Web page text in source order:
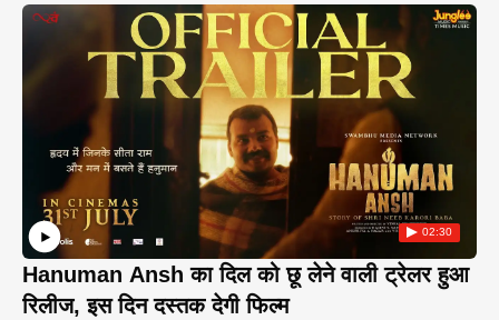
02:30
Hanuman Ansh का दिल को छू लेने वाली ट्रेलर हुआ
रिलीज, इस दिन दस्तक देगी फिल्म